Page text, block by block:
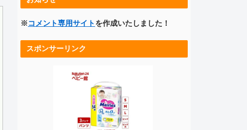
※コメント専用サイト を作成いたしました！
スポンサーリンク